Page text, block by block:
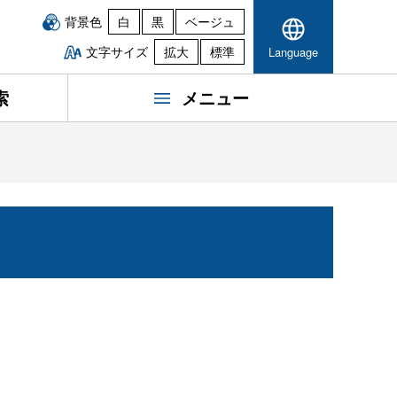
背景色 白 黒
ベージュ
文字サイズ
拡大 標準 Language
メニュー